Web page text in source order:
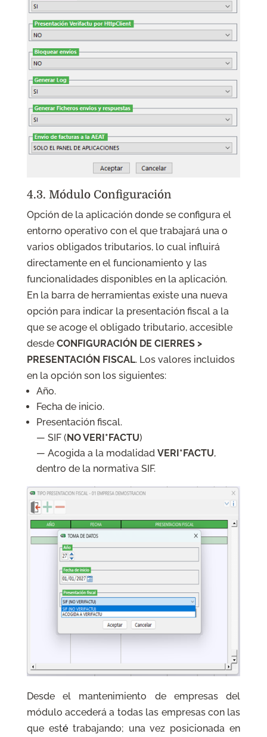
4.3. Módulo Configuración
Opción de la aplicación donde se configura el
entorno operativo con el que trabajará una o
varios obligados tributarios, lo cual influirá
directamente en el funcionamiento y las
funcionalidades disponibles en la aplicación.
En la barra de herramientas existe una nueva
opción para indicar la presentación fiscal a la
que se acoge el obligado tributario, accesible
desde CONFIGURACIÓN DE CIERRES >
PRESENTACIÓN FISCAL. Los valores incluidos
en la opción son los siguientes:
Año.
Fecha de inicio.
Presentación fiscal.
— SIF (NO VERI*FACTU)
— Acogida a la modalidad VERI*FACTU,
dentro de la normativa SIF.
Desde el mantenimiento de empresas del
módulo accederá a todas las empresas con las
que estétrabajando; una vez posicionada en